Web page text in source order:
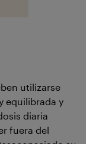
utilizarse
equilibrada y
diaria
fuera del